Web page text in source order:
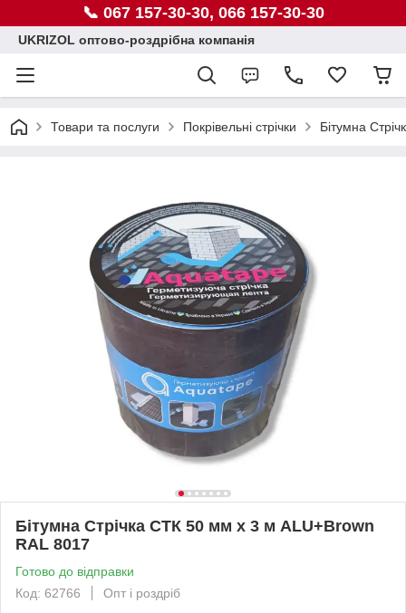
📞 067 157-30-30, 066 157-30-30
UKRIZOL оптово-роздрібна компанія
Товари та послуги Покрівельні стрічки Бітумна
Бітумна Стрічка СТК 50 мм х 3 м ALU+Brown
RAL 8017
Готово до відправки
Код: 62766
Опт і роздріб